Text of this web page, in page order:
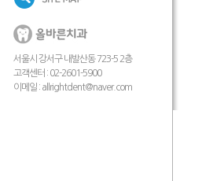
서울시 강서구 내발산동 723-5 2층
고객센터 : 02-2601-5900
이메일 : allrightdent@naver.com